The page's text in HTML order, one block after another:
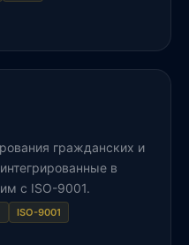
гражданских и
в
с ISO-9001.
ISO-9001